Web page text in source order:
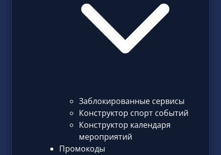
Заблокированные сервисы
Конструктор спорт событий
Конструктор календаря
мероприятий
Промокоды